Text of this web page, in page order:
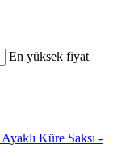
En yüksek fiyat
Ayaklı Küre Saksı -